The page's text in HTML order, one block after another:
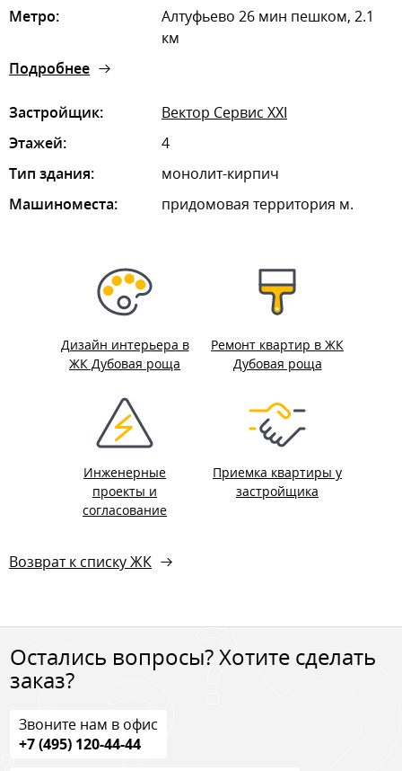
Метро:
Алтуфьево 26 мин пешком, 2.1
км
Подробнее
Застройщик:
Вектор Сервис XXI
Этажей:
4
Тип здания:
монолит-кирпич
Машиноместа:
придомовая территория м.
Дизайн интерьера в
ЖК Дубовая роща
Ремонт квартир в ЖК
Дубовая роща
Инженерные
проекты и
согласование
Приемка квартиры у
застройщика
Возврат к списку ЖК
Остались вопросы? Хотите сделать
заказ?
Звоните нам в офис
+7 (495) 120-44-44